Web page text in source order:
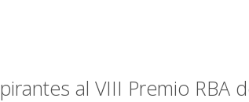
al VIII Premio RBA